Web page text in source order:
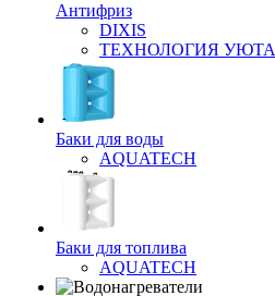
Антифриз
DIXIS
ТЕХНОЛОГИЯ УЮТА
Баки для воды
AQUATECH
Баки для топлива
AQUATECH